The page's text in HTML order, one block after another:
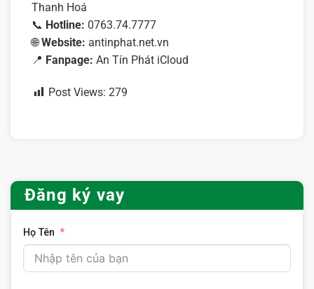
Thanh Hoá
📞 Hotline: 0763.74.7777
🌐Website: antinphat.net.vn
📍 Fanpage: An Tín Phát iCloud
Post Views: 279
Đăng ký vay
Họ Tên